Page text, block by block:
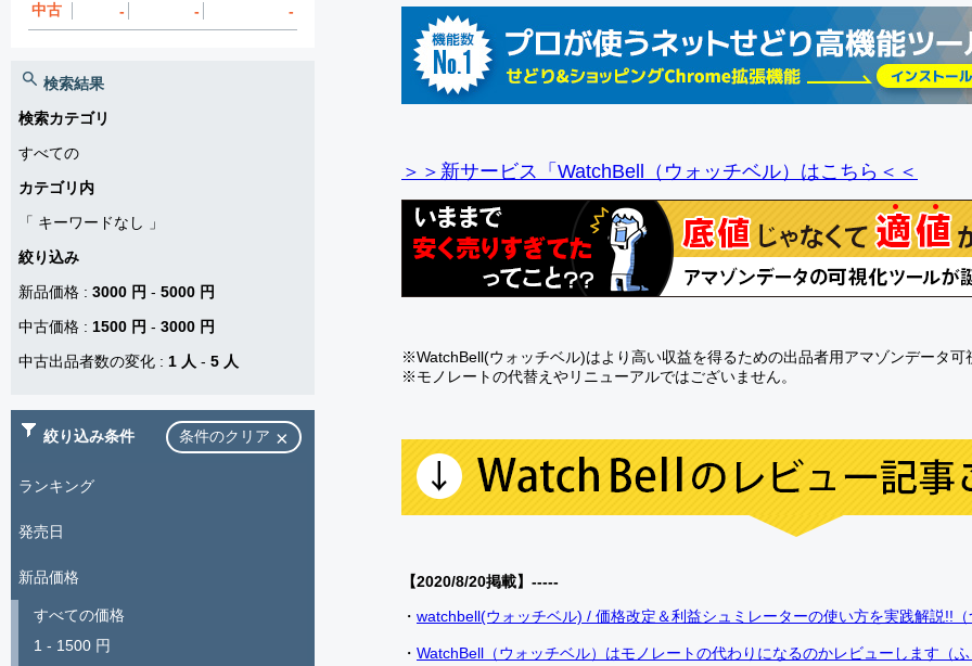
＞＞新サービス「WatchBell（ウォッチベル）はこちら＜＜
※WatchBell(ウォッチベル)はより高い収益を得るための出品者用アマゾンデータ可
※モノレートの代替えやリニューアルではございません。
【2020/8/20掲載】-----
・ watchbell(ウォッチベル) / 価格改定＆利益シュミレーターの使い方を実践解説!!
・ WatchBell（ウォッチベル）はモノレートの代わりになるのかレビューします（
中古 - - -
検索結果
検索カテゴリ
すべての
カテゴリ内
「 キーワードなし
」
絞り込み
新品価格 : 3000 円 - 5000 円
中古価格 : 1500 円 - 3000 円
中古出品者数の変化 : 1 人 - 5 人
絞り込み条件 条件のクリア
ランキング
発売日
新品価格
すべての価格
1 - 1500 円